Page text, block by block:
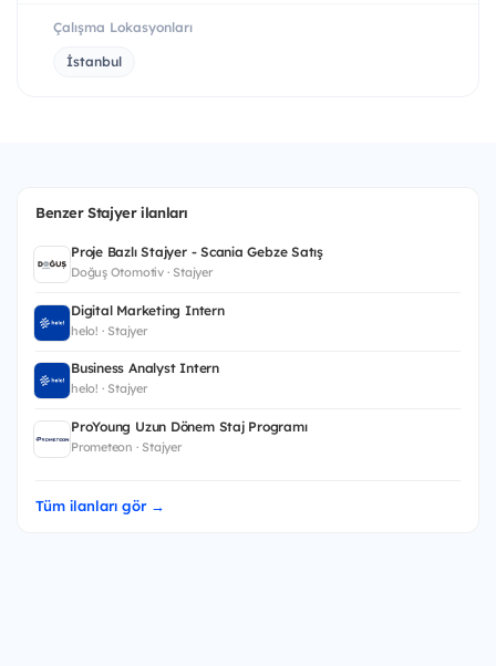
Çalışma Lokasyonları
İstanbul
Benzer Stajyer ilanları
Proje Bazlı Stajyer - Scania Gebze Satış
Doğuş Otomotiv · Stajyer
Digital Marketing Intern
helo! · Stajyer
Business Analyst Intern
helo! · Stajyer
ProYoung Uzun Dönem Staj Programı
Prometeon · Stajyer
Tüm ilanları gör →